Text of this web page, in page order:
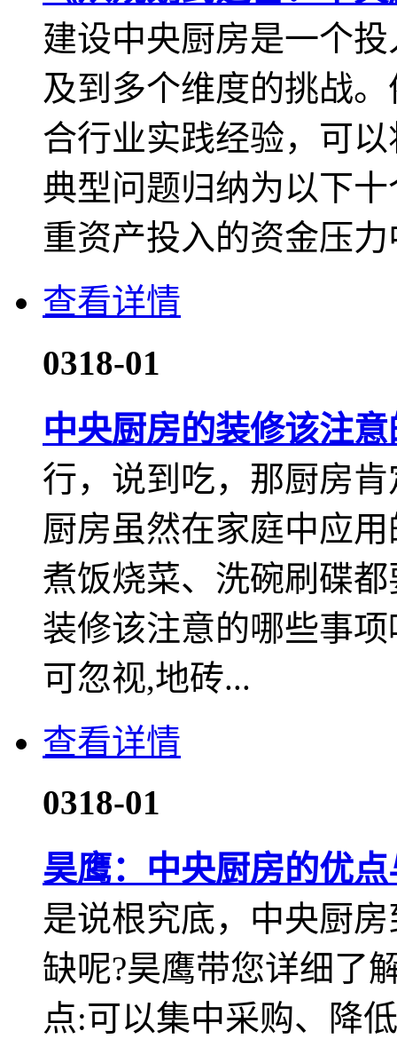
建设中央厨房是一个
及到多个维度的挑战
合行业实践经验，可
典型问题归纳为以下
重资产投入的资金压
查看详情
0318-01
中央厨房的装修该注
行，说到吃，那厨房
厨房虽然在家庭中应
煮饭烧菜、洗碗刷碟
装修该注意的哪些事
可忽视,地砖...
查看详情
0318-01
昊鹰：中央厨房的优
是说根究底，中央厨
缺呢?昊鹰带您详细了
点:可以集中采购、降